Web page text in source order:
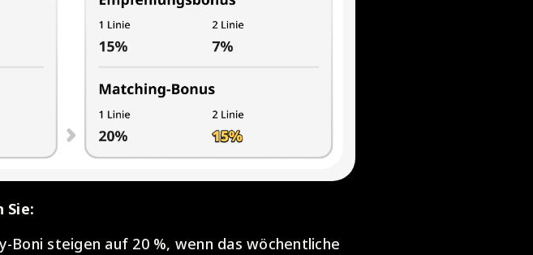
Sie:
Boni steigen auf 20 %, wenn das wöchentliche